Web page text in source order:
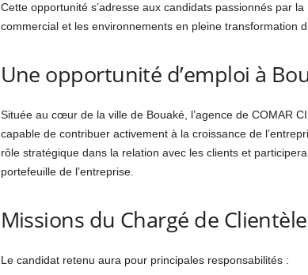
Cette opportunité s’adresse aux candidats passionnés par
commercial et les environnements en pleine transformation
Une opportunité d’emploi à
Située au cœur de la ville de Bouaké, l’agence de COMAR
capable de contribuer activement à la croissance de
rôle stratégique dans la relation avec les clients et
portefeuille de l’entreprise.
Missions du Chargé de Clientèle
Le candidat retenu aura pour principales responsabilités :